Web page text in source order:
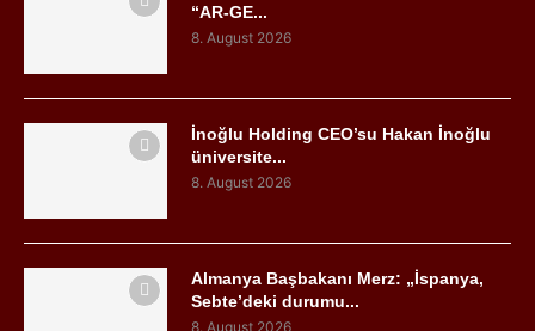
“AR-GE...
8. August 2026
İnoğlu Holding CEO’su Hakan İnoğlu
üniversite...
8. August 2026
Almanya Başbakanı Merz: „İspanya,
Sebte’deki durumu...
8. August 2026